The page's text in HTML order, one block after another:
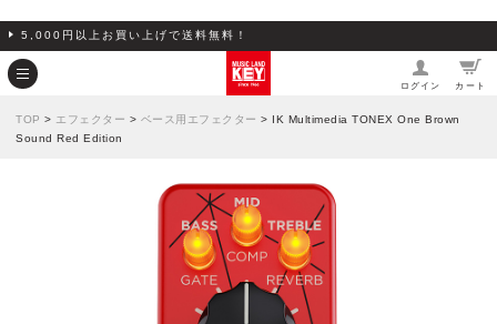
5,000円以上お買い上げで送料無料！
ログイン カート
TOP > エフェクター > ベース用エフェクター > IK Multimedia TONEX One Brown
Sound Red Edition